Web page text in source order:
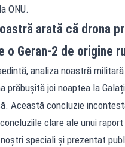
ONU.
arată că drona
o Geran-2 de origine
analiza noastră
prăbușită joi noaptea la
Această concluzie
clare ale unui
speciali și prezentat